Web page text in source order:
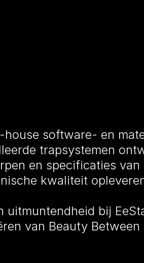
software- en
trapsystemen
en specificaties
kwaliteit
uitmuntendheid bij
van Beauty Between